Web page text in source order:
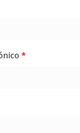
*